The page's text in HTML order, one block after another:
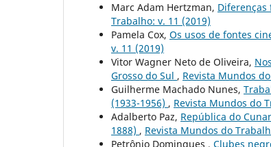
Marc Adam Hertzman, Diferenças
Trabalho: v. 11 (2019)
Pamela Cox, Os usos de fontes
v. 11 (2019)
Vitor Wagner Neto de Oliveira,
Grosso do Sul , Revista Mundos
Guilherme Machado Nunes,
(1933-1956) , Revista Mundos do
Adalberto Paz, República do
1888) , Revista Mundos do
Petrônio Domingues , Clubes